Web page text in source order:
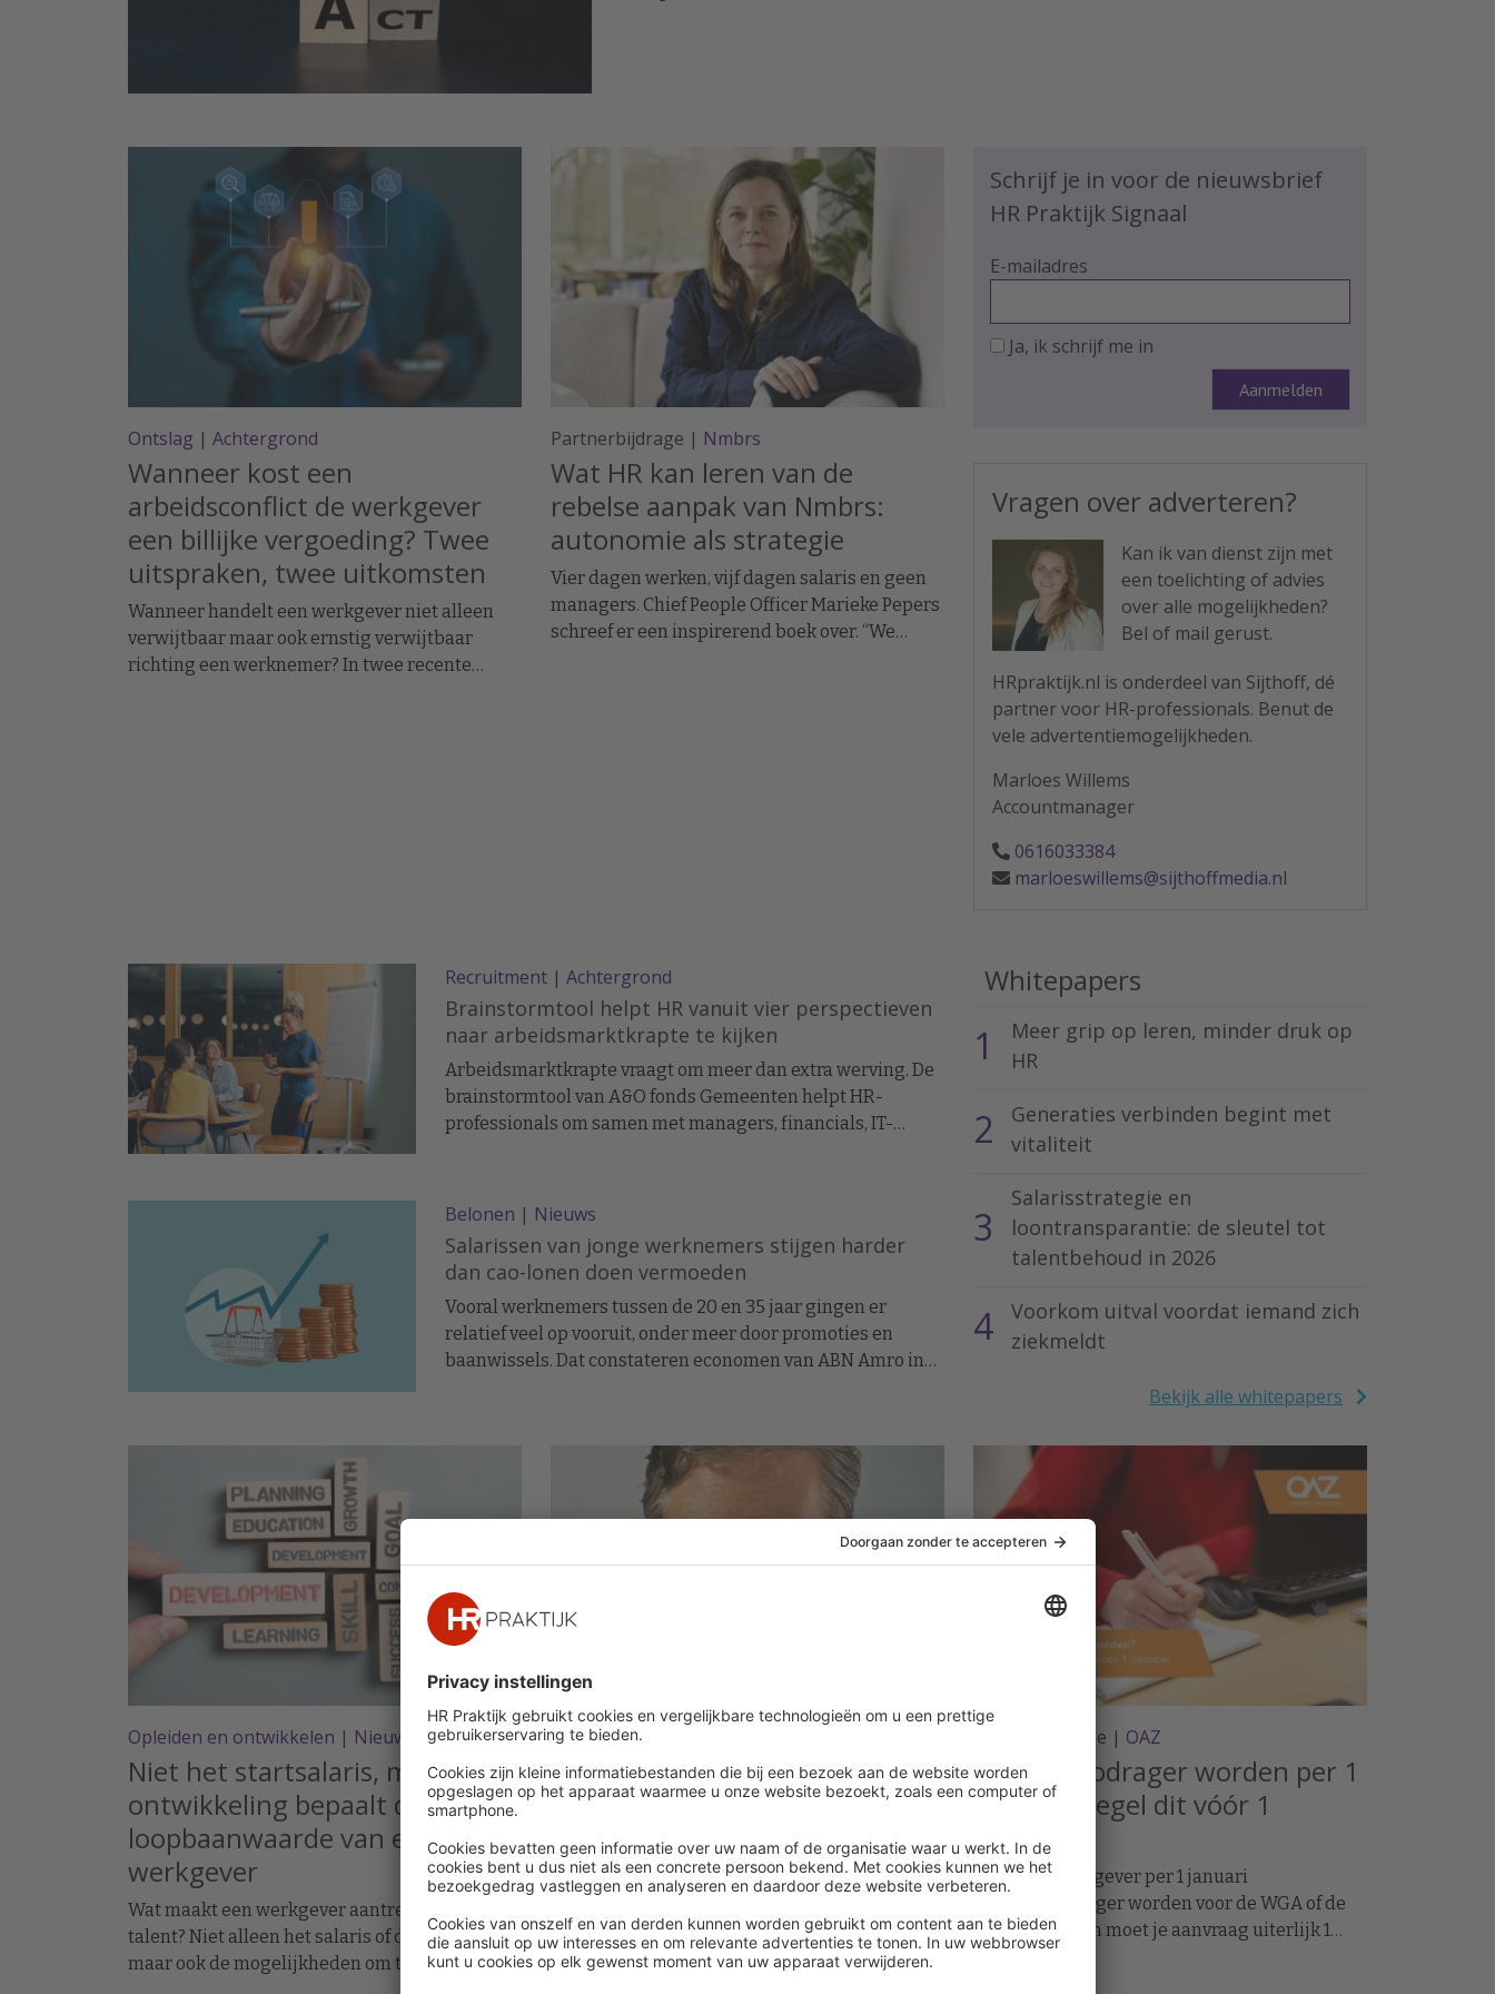
Ontslag | Achtergrond
Wanneer kost een
arbeidsconflict de werkgever
een billijke vergoeding? Twee
uitspraken, twee uitkomsten
Wanneer handelt een werkgever niet alleen
verwijtbaar maar ook ernstig verwijtbaar
richting een werknemer? In twee recente
Partnerbijdrage | Nmbrs
Wat HR kan leren van de
rebelse aanpak van Nmbrs:
autonomie als strategie
Vier dagen werken, vijf dagen salaris en geen
managers. Chief People Officer Marieke Pepers
schreef er een inspirerend boek over. “We
Schrijf je in voor de nieuwsbrief
HR Praktijk Signaal
E-mailadres
Ja, ik schrijf me in
Vragen over adverteren?
Kan ik van dienst zijn met
een toelichting of advies
over alle mogelijkheden?
Bel of mail gerust.
HRpraktijk.nl is onderdeel van Sijthoff, dé
partner voor HR-professionals. Benut de
vele advertentiemogelijkheden.
Marloes Willems
Accountmanager
0616033384
marloeswillems@sijthoffmedia.nl
Recruitment | Achtergrond
Brainstormtool helpt HR vanuit vier perspectieven
naar arbeidsmarktkrapte te kijken
Arbeidsmarktkrapte vraagt om meer dan extra werving. De
brainstormtool van A&O fonds Gemeenten helpt HR-
professionals om samen met managers, financials, IT-
perspectieven te bekijken. Dat moet leiden tot nieuwe
oplossingen voor onder meer instroom, behoud en slimmer
organiseren van werk.
Belonen | Nieuws
Salarissen van jonge werknemers stijgen harder
dan cao-lonen doen vermoeden
Vooral werknemers tussen de 20 en 35 jaar gingen er
relatief veel op vooruit, onder meer door promoties en
baanwissels. Dat constateren economen van ABN Amro in
Whitepapers
1
Meer grip op leren, minder druk op
HR
2
Generaties verbinden begint met
vitaliteit
3
Salarisstrategie en
loontransparantie: de sleutel tot
talentbehoud in 2026
4
Voorkom uitval voordat iemand zich
ziekmeldt
Bekijk alle whitepapers
Opleiden en ontwikkelen | Nieuws
Niet het startsalaris, maar de
ontwikkeling bepaalt de
loopbaanwaarde van een
werkgever
Wat maakt een werkgever aantrekkelijk voor
talent? Niet alleen het salaris of de functie,
maar ook de mogelijkheden om te leren en
Persoonlijke ontwikkeling
Timemanagement voor HR:
rust in je dag en structuur in je
werk
Trainer Bas Hoorn over cognitief management,
werken.
Partnerbijdrage | OAZ
Eigenrisicodrager worden per 1
januari? Regel dit vóór 1
oktober
Wil je als werkgever per 1 januari
eigenrisicodrager worden voor de WGA of de
Ziektewet? Dan moet je aanvraag uiterlijk 1